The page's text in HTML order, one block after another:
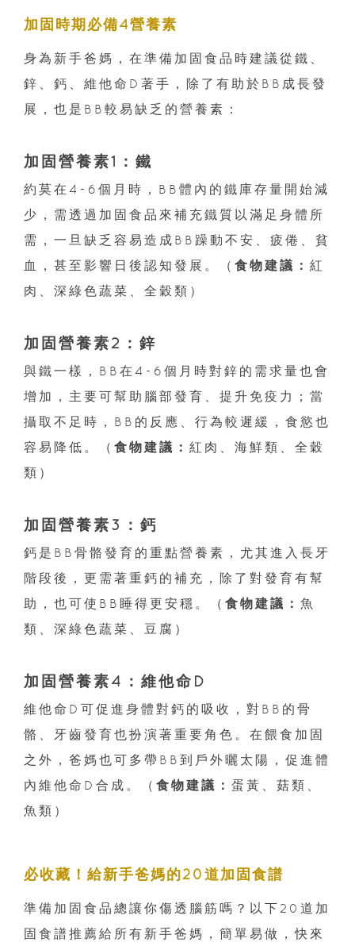
加固時期必備4營養素
身為新手爸媽，在準備加固食品時建議從鐵、
鋅、鈣、維他命D著手，除了有助於BB成長發
展，也是BB較易缺乏的營養素：
加固營養素1：鐵
約莫在4-6個月時，BB體內的鐵庫存量開始減
少，需透過加固食品來補充鐵質以滿足身體所
需，一旦缺乏容易造成BB躁動不安、疲倦、貧
血，甚至影響日後認知發展。（ 食物建議： 紅
肉、深綠色蔬菜、全穀類）
加固營養素2：鋅
與鐵一樣，BB在4-6個月時對鋅的需求量也會
增加，主要可幫助腦部發育、提升免疫力；當
攝取不足時，BB的反應、行為較遲緩，食慾也
容易降低。（ 食物建議： 紅肉、海鮮類、全穀
類）
加固營養素3：鈣
鈣是BB骨骼發育的重點營養素，尤其進入長牙
階段後，更需著重鈣的補充，除了對發育有幫
助，也可使BB睡得更安穩。（ 食物建議： 魚
類、深綠色蔬菜、豆腐）
加固營養素4：維他命D
維他命D可促進身體對鈣的吸收，對BB的骨
骼、牙齒發育也扮演著重要角色。在餵食加固
之外，爸媽也可多帶BB到戶外曬太陽，促進體
內維他命D合成。（ 食物建議： 蛋黃、菇類、
魚類）
必收藏！給新手爸媽的20道加固食譜
準備加固食品總讓你傷透腦筋嗎？以下20道加
固食譜推薦給所有新手爸媽，簡單易做，快來